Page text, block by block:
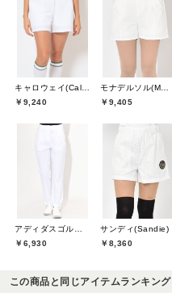
￥9,240
￥9,405
￥6,930
サンディ(Sandie)
￥8,360
この商品と同じアイテムランキング